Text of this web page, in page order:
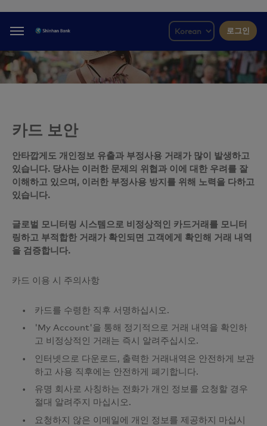
Menu 로그인
카드 보안
안타깝게도 개인정보 유출과 부정사용 거래가 많이 발생하고
있습니다. 당사는 이러한 문제의 위협과 이에 대한 우려를 잘
이해하고 있으며, 이러한 부정사용 방지를 위해 노력을 다하고
있습니다.
글로벌 모니터링 시스템으로 비정상적인 카드거래를 모니터
링하고 부적합한 거래가 확인되면 고객에게 확인해 거래 내역
을 검증합니다.
카드 이용 시 주의사항
카드를 수령한 직후 서명하십시오.
'My Account'을 통해 정기적으로 거래 내역을 확인하
고 비정상적인 거래는 즉시 알려주십시오.
인터넷으로 다운로드, 출력한 거래내역은 안전하게 보관
하고 사용 직후에는 안전하게 폐기합니다.
유명 회사로 사칭하는 전화가 개인 정보를 요청할 경우
절대 알려주지 마십시오.
요청하지 않은 이메일에 개인 정보를 제공하지 마십시